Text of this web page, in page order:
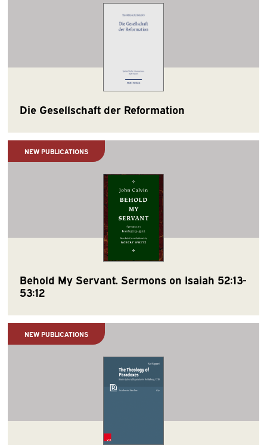
Die Gesellschaft der Reformation
NEW PUBLICATIONS
Behold My Servant. Sermons on Isaiah 52:13-
53:12
NEW PUBLICATIONS